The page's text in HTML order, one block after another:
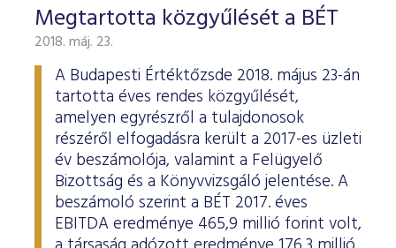
Megtartotta közgyűlését a BÉT
2018. máj. 23.
A Budapesti Értéktőzsde 2018. május 23-án
tartotta éves rendes közgyűlését,
amelyen egyrészről a tulajdonosok
részéről elfogadásra került a 2017-es üzleti
év beszámolója, valamint a Felügyelő
Bizottság és a Könyvvizsgáló jelentése. A
beszámoló szerint a BÉT 2017. éves
EBITDA eredménye 465,9 millió forint volt,